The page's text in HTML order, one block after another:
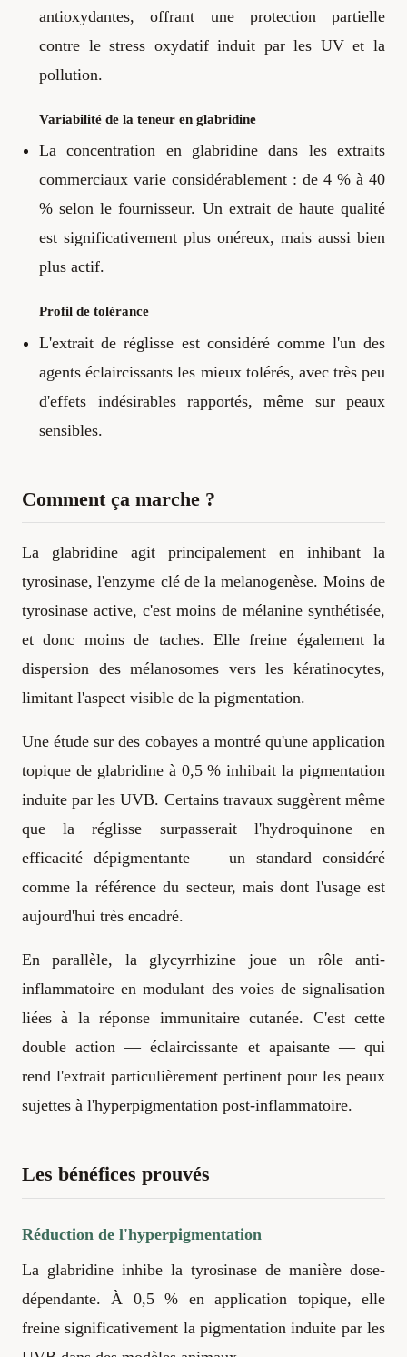
antioxydantes, offrant une protection partielle
contre le stress oxydatif induit par les UV et la
pollution.
Variabilité de la teneur en glabridine
La concentration en glabridine dans les extraits
commerciaux varie considérablement : de 4 % à 40
% selon le fournisseur. Un extrait de haute qualité
est significativement plus onéreux, mais aussi bien
plus actif.
Profil de tolérance
L'extrait de réglisse est considéré comme l'un des
agents éclaircissants les mieux tolérés, avec très peu
d'effets indésirables rapportés, même sur peaux
sensibles.
Comment ça marche ?
La glabridine agit principalement en inhibant la
tyrosinase, l'enzyme clé de la melanogenèse. Moins de
tyrosinase active, c'est moins de mélanine synthétisée,
et donc moins de taches. Elle freine également la
dispersion des mélanosomes vers les kératinocytes,
limitant l'aspect visible de la pigmentation.
Une étude sur des cobayes a montré qu'une application
topique de glabridine à 0,5 % inhibait la pigmentation
induite par les UVB. Certains travaux suggèrent même
que la réglisse surpasserait l'hydroquinone en
efficacité dépigmentante — un standard considéré
comme la référence du secteur, mais dont l'usage est
aujourd'hui très encadré.
En parallèle, la glycyrrhizine joue un rôle anti-
inflammatoire en modulant des voies de signalisation
liées à la réponse immunitaire cutanée. C'est cette
double action — éclaircissante et apaisante — qui
rend l'extrait particulièrement pertinent pour les peaux
sujettes à l'hyperpigmentation post-inflammatoire.
Les bénéfices prouvés
Réduction de l'hyperpigmentation
La glabridine inhibe la tyrosinase de manière dose-
dépendante. À 0,5 % en application topique, elle
freine significativement la pigmentation induite par les